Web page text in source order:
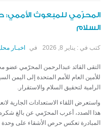
المحرّمي للمبعوث الأممي:
السلام
كتب في : يناير 8, 2026 في اخبـار
التقى القائد عبدالرحمن المحرّمي عضو
للأمين العام للأمم المتحدة إلى اليمن
الرامية لتحقيق السلام والاستقرار.
واستعرض اللقاء الاستعدادات الجارية
هذا الصدد، أعرب المحرّمي عن بالغ شكره
المبادرة تعكس حرص الأشقاء على وحدة